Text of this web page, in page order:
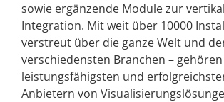
sowie ergänzende Module zur
Integration. Mit weit über 10000
verstreut über die ganze Welt und
verschiedensten Branchen –
leistungsfähigsten und
Anbietern von